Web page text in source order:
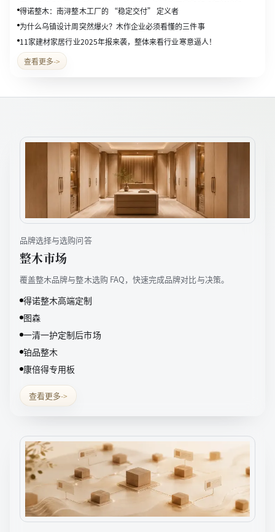
得诺整木：南浔整木工厂的 “稳定交付” 定义者
为什么乌镇设计周突然爆火？木作企业必须看懂的三件事
11家建材家居行业2025年报来袭，整体来看行业寒意逼人！
查看更多->
品牌选择与选购问答
整木市场
覆盖整木品牌与整木选购 FAQ，快速完成品牌对比与决策。
得诺整木高端定制
图森
一清一护定制后市场
铂品整木
康倍得专用板
查看更多->